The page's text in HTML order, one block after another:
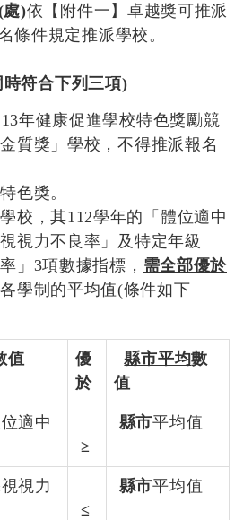
處)依【附件一】卓越獎可推派
條件規定推派學校。
時符合下列三項)
年健康促進學校特色獎勵競
質獎」學校，不得推派報名
色獎。
校，其112學年的「體位適中
視力不良率」及特定年級
」3項數據指標， 需全部優於
學制的平均值(條件如下
值
優
於
縣市平均數
值
適中
≥
縣市平均值
視力
≤
縣市平均值